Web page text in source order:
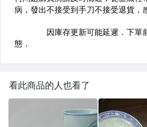
看此商品的人也看了